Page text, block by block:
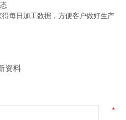
每日加工数据，方便客户做好生产
资料
*